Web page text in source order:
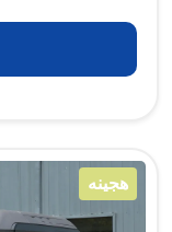
هجينه